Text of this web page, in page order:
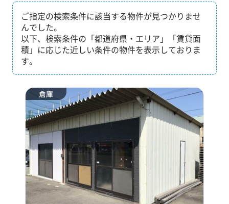
ご指定の検索条件に該当する物件が見つかりませ
んでした。
以下、検索条件の「都道府県・エリア」「賃貸面
積」に応じた近しい条件の物件を表示しておりま
す。
倉庫